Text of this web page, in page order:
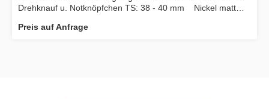
Drehknauf u. Notknöpfchen TS: 38 - 40 mm Nickel matt
Griff: 120 x 17 mm Vierkant: 8 mm Abstand 72 mm, WC 78
Preis auf Anfrage